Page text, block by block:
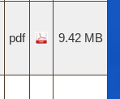
pdf 9.42 MB